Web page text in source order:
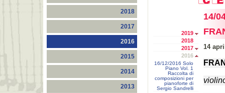
2018
2017
2016
2015
2014
2013
2019
2018
2017
2016
16/12/2016 Solo
Piano Vol. 1
Raccolta di
composizioni per
pianoforte di
Sergio Sandrelli
14/
14